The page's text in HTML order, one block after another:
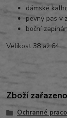
dámské
pevný pas v
boční
Velikost 38 až 64
Zboží
Ochranné